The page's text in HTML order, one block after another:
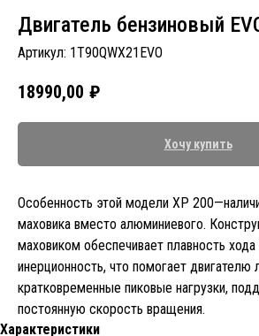
Двигатель бензиновый
Артикул: 1T90QWX21EVO
18990,00 ₽
Хочу купить
Особенность этой модели XP
маховика вместо алюминиевого.
маховиком обеспечивает плавность
инерционность, что помогает двигателю
кратковременные пиковые нагрузки,
постоянную скорость вращения.
Характеристики